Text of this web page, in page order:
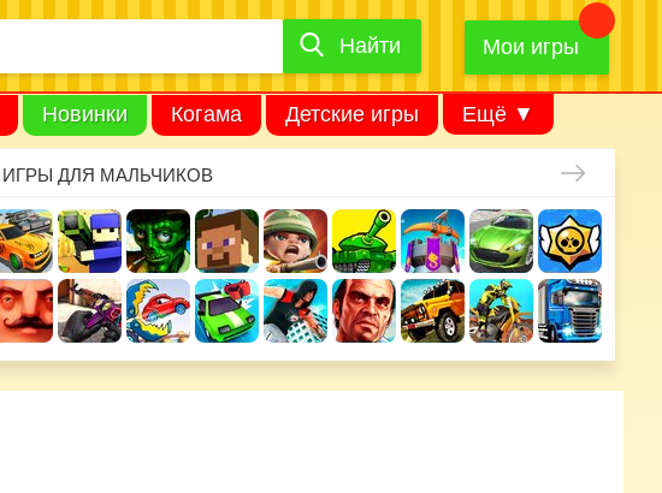
Найти
Найти Мои игры
Новинки Когама Детские игры Ещё ▼
ИГРЫ ДЛЯ МАЛЬЧИКОВ